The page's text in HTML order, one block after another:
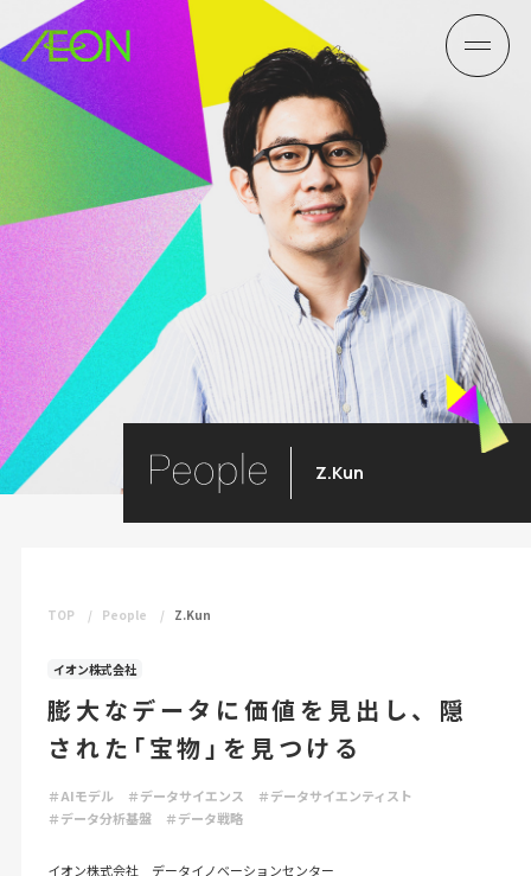
Z.Kun
TOP People Z.Kun
イオン株式会社
膨大なデータに価値を見出し、隠
された「宝物」を見つける
＃AIモデル ＃データサイエンス
＃データサイエンティスト
＃データ分析基盤
＃データ戦略
イオン株式会社 データイノベーションセンター